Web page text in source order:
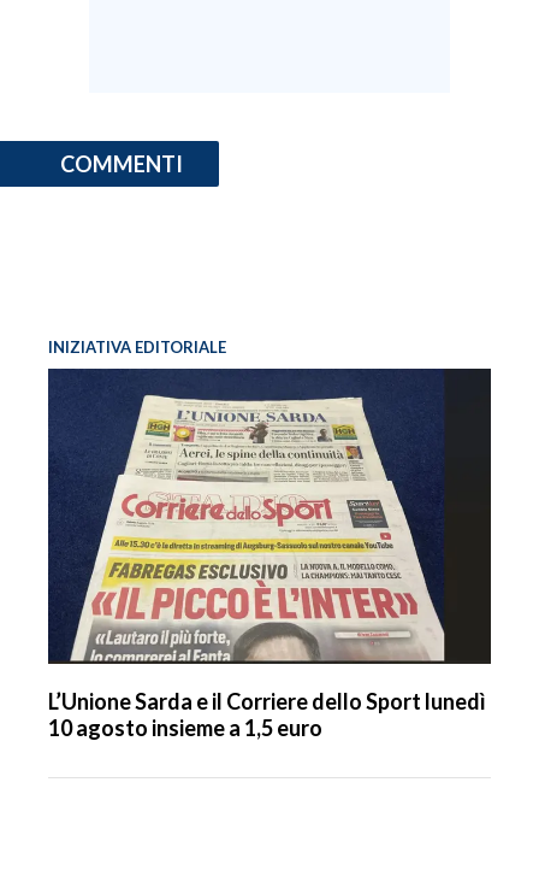
COMMENTI
INIZIATIVA EDITORIALE
L’Unione Sarda e il Corriere dello Sport lunedì
10 agosto insieme a 1,5 euro